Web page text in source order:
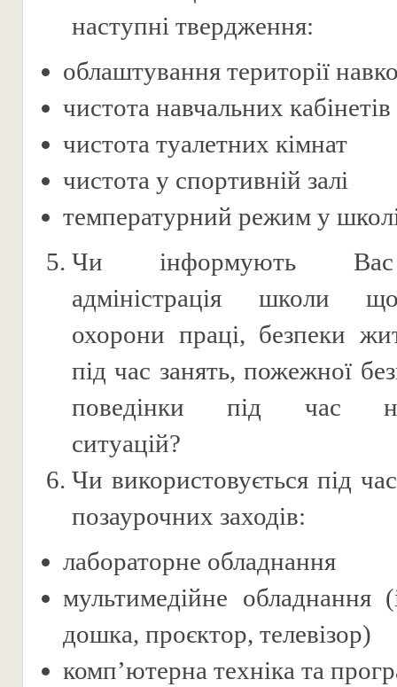
наступні твердження:
облаштування території
чистота навчальних кабінетів
чистота туалетних кімнат
чистота у спортивній залі
температурний режим у
Чи інформують Вас
адміністрація школи
охорони праці, безпеки
під час занять, пожежної
поведінки під час
ситуацій?
Чи використовується під
позаурочних заходів:
лабораторне обладнання
мультимедійне обладнання
дошка, проєктор, телевізор)
комп’ютерна техніка та